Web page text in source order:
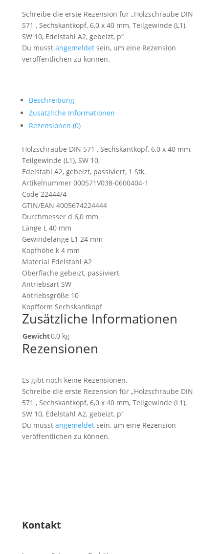
Edelstahl
A2,
gebeizt,
p
Menge
Schreibe die erste Rezension für „Holzschraube DIN
571 , Sechskantkopf, 6,0 x 40 mm, Teilgewinde (L1),
SW 10, Edelstahl A2, gebeizt, p“
Du musst angemeldetsein, um eine Rezension
veröffentlichen zu können.
Beschreibung
Zusätzliche Informationen
Rezensionen (0)
Holzschraube DIN 571 , Sechskantkopf, 6,0 x 40 mm,
Teilgewinde (L1), SW 10,
Edelstahl A2, gebeizt, passiviert, 1 Stk.
Artikelnummer 000571V038-0600404-1
Code 22444/4
GTIN/EAN 4005674224444
Durchmesser d 6,0 mm
Länge L 40 mm
Gewindelänge L1 24 mm
Kopfhöhe k 4 mm
Material Edelstahl A2
Oberfläche gebeizt, passiviert
Antriebsart SW
Antriebsgröße 10
Kopfform Sechskantkopf
Zusätzliche Informationen
Gewicht0,0 kg
Rezensionen
Es gibt noch keine Rezensionen.
Schreibe die erste Rezension für „Holzschraube DIN
571 , Sechskantkopf, 6,0 x 40 mm, Teilgewinde (L1),
SW 10, Edelstahl A2, gebeizt, p“
Du musst angemeldetsein, um eine Rezension
veröffentlichen zu können.
Kontakt